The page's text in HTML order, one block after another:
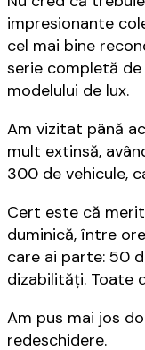
impresionante
cel mai bine
serie completă de
modelului de lux.
Am vizitat până
mult extinsă,
300 de vehicule,
Cert este că
duminică, între
care ai parte: 50
dizabilități. Toate
Am pus mai jos
redeschidere.